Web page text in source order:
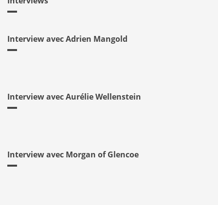
Interview avec Adrien Mangold
Interview avec Aurélie Wellenstein
Interview avec Morgan of Glencoe